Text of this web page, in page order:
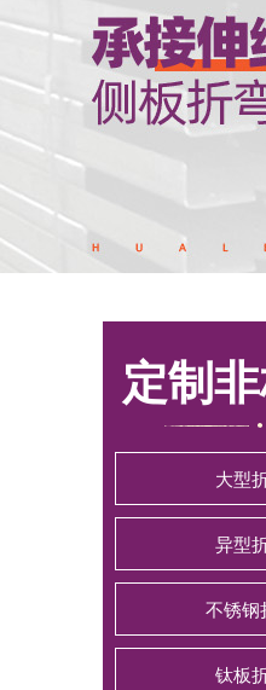
定制
大型
异型
不锈钢
钛板